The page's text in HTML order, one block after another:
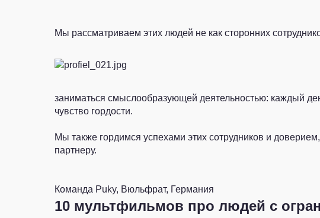
Мы рассматриваем этих людей не как сторонних
заниматься смыслообразующей деятельностью: каждый
чувство гордости.
Мы также гордимся успехами этих сотрудников и
партнеру.
Команда Puky, Вюльфрат, Германия
10 мультфильмов про людей с